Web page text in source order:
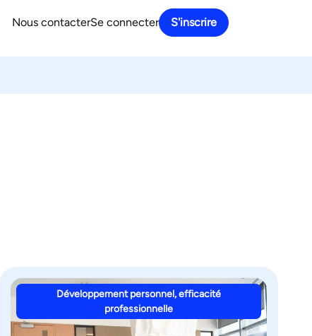
Nous contacterSe connecter S'inscrire
Développement personnel, efficacité
professionnelle